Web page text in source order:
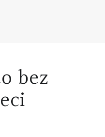
bez